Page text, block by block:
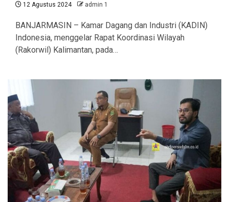
12 Agustus 2024 admin 1
BANJARMASIN – Kamar Dagang dan Industri (KADIN)
Indonesia, menggelar Rapat Koordinasi Wilayah
(Rakorwil) Kalimantan, pada…